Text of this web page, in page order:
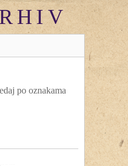
po oznakama